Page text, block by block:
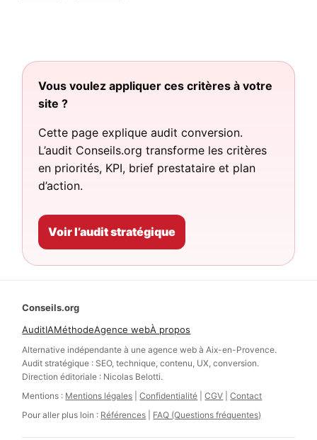
Vous voulez appliquer ces critères à votre
site ?
Cette page explique audit conversion.
L’audit Conseils.org transforme les critères
en priorités, KPI, brief prestataire et plan
d’action.
Voir l’audit stratégique
Conseils.org
AuditIAMéthodeAgence webÀ propos
Alternative indépendante à une agence web à Aix-en-Provence.
Audit stratégique : SEO, technique, contenu, UX, conversion.
Direction éditoriale : Nicolas Belotti.
Mentions : Mentions légales |Confidentialité |CGV |Contact
Pour aller plus loin : Références FAQ (Questions fréquentes)